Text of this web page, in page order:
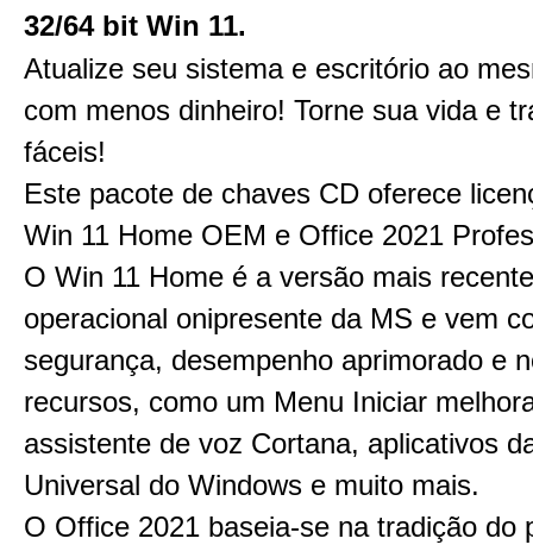
32/64 bit Win 11.
Atualize seu sistema e escritório ao
com menos dinheiro! Torne sua vida e
fáceis!
Este pacote de chaves CD oferece
Win 11 Home OEM e Office 2021
O Win 11 Home é a versão mais
operacional onipresente da MS e vem
segurança, desempenho aprimorado e
recursos, como um Menu Iniciar
assistente de voz Cortana, aplicativos
Universal do Windows e muito mais.
O Office 2021 baseia-se na tradição do